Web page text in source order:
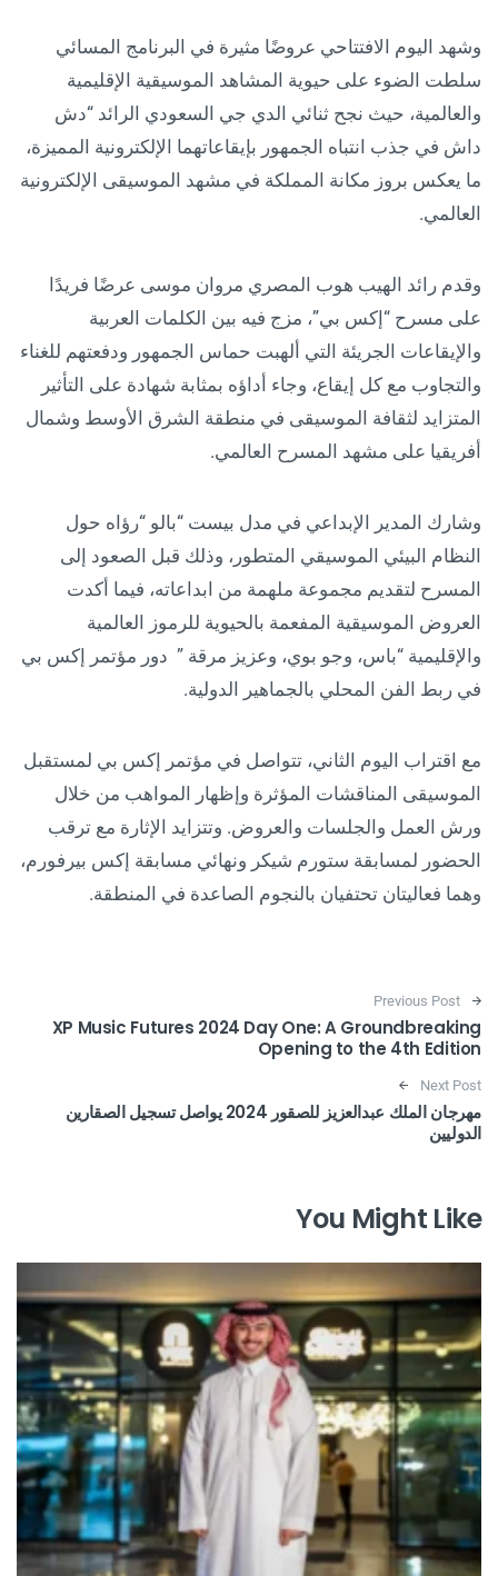
وشهد اليوم الافتتاحي عروضًا مثيرة في البرنامج المسائي
سلطت الضوء على حيوية المشاهد الموسيقية الإقليمية
والعالمية، حيث نجح ثنائي الدي جي السعودي الرائد “دش
داش في جذب انتباه الجمهور بإيقاعاتهما الإلكترونية المميزة،
ما يعكس بروز مكانة المملكة في مشهد الموسيقى الإلكترونية
العالمي.
وقدم رائد الهيب هوب المصري مروان موسى عرضًا فريدًا
على مسرح “إكس بي”، مزج فيه بين الكلمات العربية
والإيقاعات الجريئة التي ألهبت حماس الجمهور ودفعتهم للغناء
والتجاوب مع كل إيقاع، وجاء أداؤه بمثابة شهادة على التأثير
المتزايد لثقافة الموسيقى في منطقة الشرق الأوسط وشمال
أفريقيا على مشهد المسرح العالمي.
وشارك المدير الإبداعي في مدل بيست “بالو “رؤاه حول
النظام البيئي الموسيقي المتطور، وذلك قبل الصعود إلى
المسرح لتقديم مجموعة ملهمة من ابداعاته، فيما أكدت
العروض الموسيقية المفعمة بالحيوية للرموز العالمية
والإقليمية “باس، وجو بوي، وعزيز مرقة ” دور مؤتمر إكس بي
في ربط الفن المحلي بالجماهير الدولية.
مع اقتراب اليوم الثاني، تتواصل في مؤتمر إكس بي لمستقبل
الموسيقى المناقشات المؤثرة وإظهار المواهب من خلال
ورش العمل والجلسات والعروض. وتتزايد الإثارة مع ترقب
الحضور لمسابقة ستورم شيكر ونهائي مسابقة إكس بيرفورم،
وهما فعاليتان تحتفيان بالنجوم الصاعدة في المنطقة.
Post navigation
Previous Post
XP Music Futures 2024 Day One: A Groundbreaking
Opening to the 4th Edition
Next Post
مهرجان الملك عبدالعزيز للصقور 2024 يواصل تسجيل الصقارين
الدوليين
You Might Like